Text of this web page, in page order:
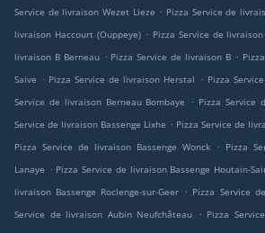
Service de livraison Wezet Lieze . Pizza Service de
livraison Haccourt (Ouppeye) . Pizza Service de
livraison B Berneau . Pizza Service de livraison B .
Saive . Pizza Service de livraison Herstal . Pizza
Service de livraison Berneau Bombaye
. Pizza Service
Service de livraison Bassenge Lixhe . Pizza Service de
Pizza Service de livraison Bassenge Wonck
. Pizza
Lanaye . Pizza Service de livraison Bassenge Houtain-
livraison Bassenge Roclenge-sur-Geer . Pizza Service
Service de livraison Aubin Neufchâteau
. Pizza